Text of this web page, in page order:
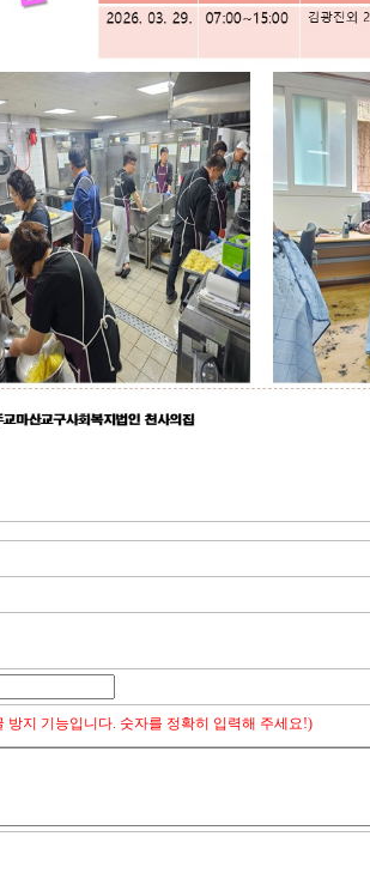
방지 기능입니다. 숫자를 정확히 입력해 주세요!)